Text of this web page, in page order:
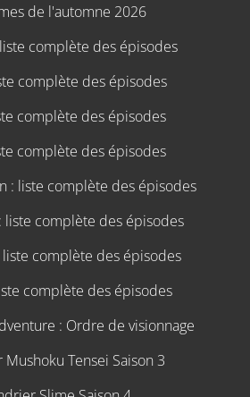
de l'automne 2026
complète des épisodes
complète des épisodes
complète des épisodes
complète des épisodes
: liste complète des épisodes
liste complète des épisodes
liste complète des épisodes
complète des épisodes
: Ordre de visionnage
Tensei Saison 3